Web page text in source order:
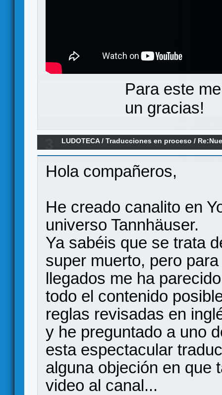
Para este
un gracias!
LUDOTECA/Traducciones en proceso /
Tännhauser (FINALIZADO!)
Hola compañeros,
He creado canalito en
universo Tannhäuser.
Ya sabéis que se trata
super muerto, pero
llegados me ha
todo el contenido
reglas revisadas en
y he preguntado a uno
esta espectacular
alguna objeción en que
video al canal...